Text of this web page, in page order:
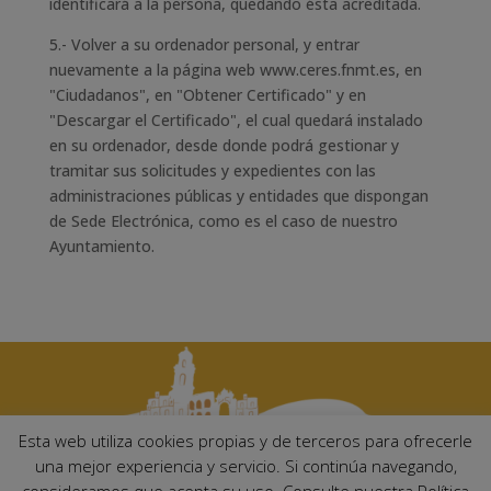
5.- Volver a su ordenador personal, y entrar
nuevamente a la página web www.ceres.fnmt.es, en
"Ciudadanos", en "Obtener Certificado" y en
"Descargar el Certificado", el cual quedará instalado
en su ordenador, desde donde podrá gestionar y
tramitar sus solicitudes y expedientes con las
administraciones públicas y entidades que dispongan
de Sede Electrónica, como es el caso de nuestro
Ayuntamiento.
Esta web utiliza cookies propias y de terceros para ofrecerle
una mejor experiencia y servicio. Si continúa navegando,